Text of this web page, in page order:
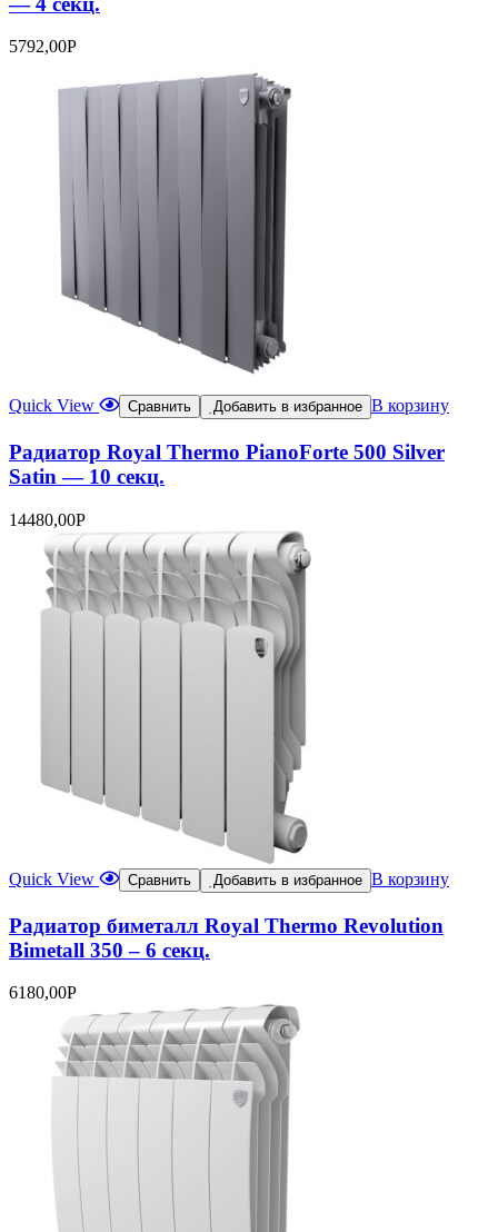
5792,00Р
Quick View Сравнить Добавить в избранное В корзину
Радиатор Royal Thermo PianoForte 500 Silver
Satin — 10 секц.
14480,00Р
Quick View Сравнить Добавить в избранное В корзину
Радиатор биметалл Royal Thermo Revolution
Bimetall 350 – 6 секц.
6180,00Р